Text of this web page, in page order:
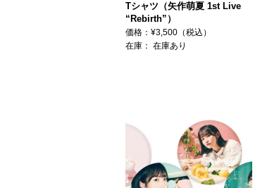
Tシャツ（矢作萌夏 1st Live
“Rebirth”）
価格：¥3,500（税込）
在庫： 在庫あり